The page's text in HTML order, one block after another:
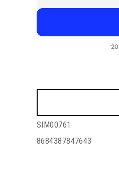
SIM00761
8684387847643